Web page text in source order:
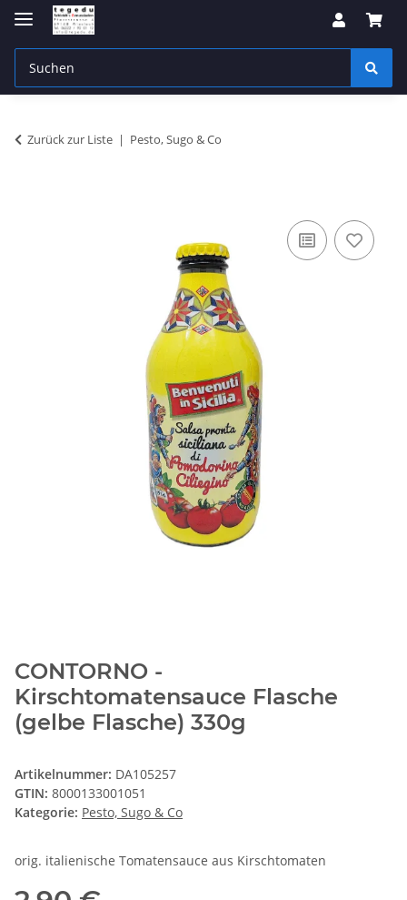
Zurück zur Liste Pesto, Sugo & Co
CONTORNO -
Kirschtomatensauce Flasche
(gelbe Flasche) 330g
Artikelnummer: DA105257
GTIN: 8000133001051
Kategorie: Pesto, Sugo & Co
orig. italienische Tomatensauce aus Kirschtomaten